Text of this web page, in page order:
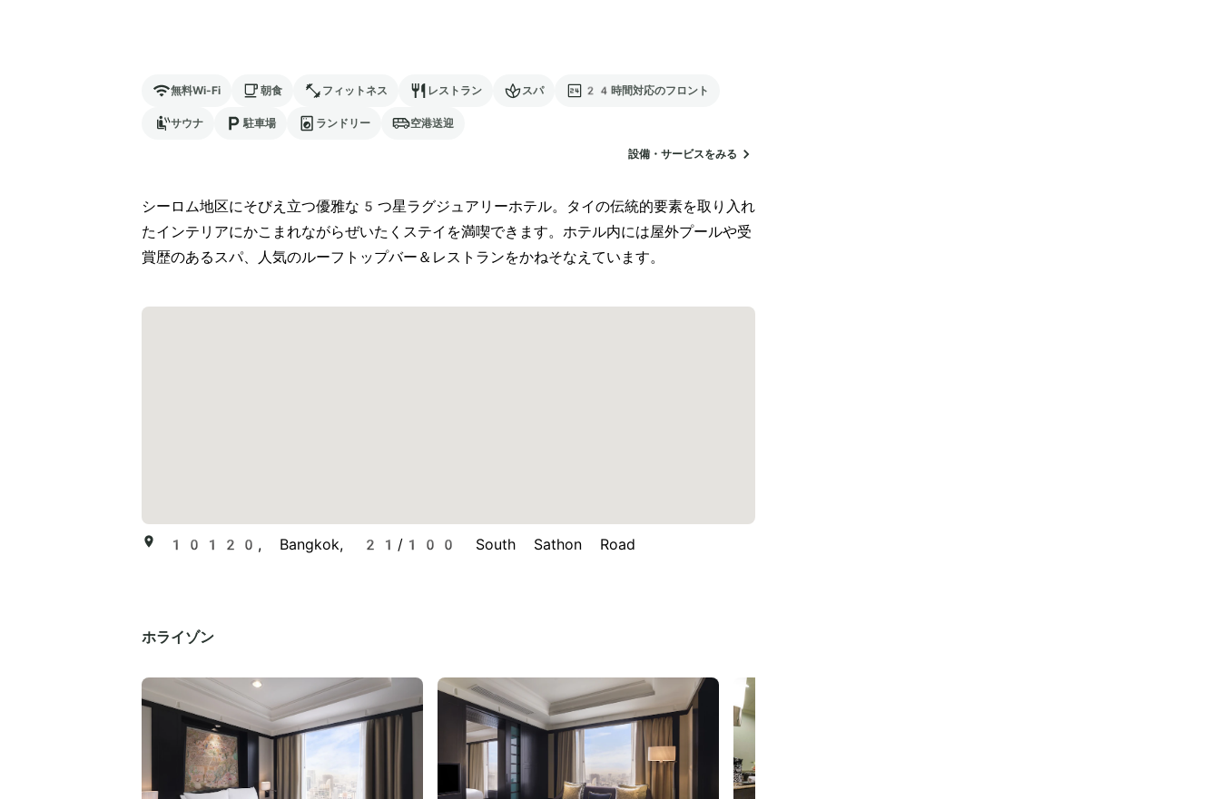
無料Wi-Fi 朝食 フィットネス レストラン スパ 24時間対応のフロント
サウナ 駐車場 ランドリー 空港送迎
設備・サービスをみる
シーロム地区にそびえ立つ優雅な5つ星ラグジュアリーホテル。タイの伝統的要素を取り入れ
たインテリアにかこまれながらぜいたくステイを満喫できます。ホテル内には屋外プールや受
賞歴のあるスパ、人気のルーフトップバー＆レストランをかねそなえています。
10120, Bangkok, 21/100 South Sathon Road
ホライゾン